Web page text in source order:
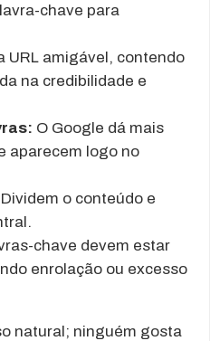
chave para
URL amigável, contendo
na credibilidade e
O Google dá mais
aparecem logo no
Dividem o conteúdo e
chave devem estar
enrolação ou excesso
natural; ninguém gosta